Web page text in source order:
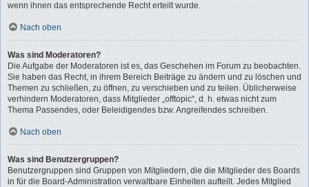
wenn ihnen das entsprechende Recht erteilt wurde.
Nach oben
Was sind Moderatoren?
Die Aufgabe der Moderatoren ist es, das Geschehen im Forum zu beobachten.
Sie haben das Recht, in ihrem Bereich Beiträge zu ändern und zu löschen und
Themen zu schließen, zu öffnen, zu verschieben und zu teilen. Üblicherweise
verhindern Moderatoren, dass Mitglieder „offtopic“, d. h. etwas nicht zum
Thema Passendes, oder Beleidigendes bzw. Angreifendes schreiben.
Nach oben
Was sind Benutzergruppen?
Benutzergruppen sind Gruppen von Mitgliedern, die die Mitglieder des Boards
in für die Board-Administration verwaltbare Einheiten aufteilt. Jedes Mitglied